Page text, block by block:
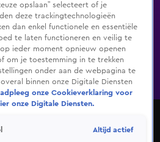
Programma's De Bondgenoten
Shop
met teamfoto: 'Staan daar als
opslaan” selecteert of je
deze trackingtechnologieën
dan enkel functionele en essentiële
te laten functioneren en veilig te
ieder moment opnieuw openen
om je toestemming in te trekken
onder aan de webpagina te
binnen onze Digitale Diensten
onze Cookieverklaring voor
onze Digitale Diensten.
Altijd actief